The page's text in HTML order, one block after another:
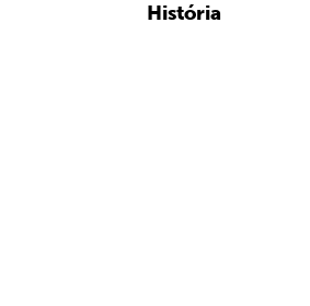
História